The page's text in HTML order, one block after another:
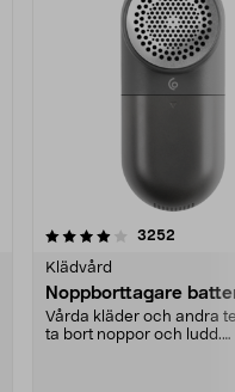
3252
Klädvård
Noppborttagare
Vårda kläder och andra
ta bort noppor och ludd.
4.5av 5 stjärnor